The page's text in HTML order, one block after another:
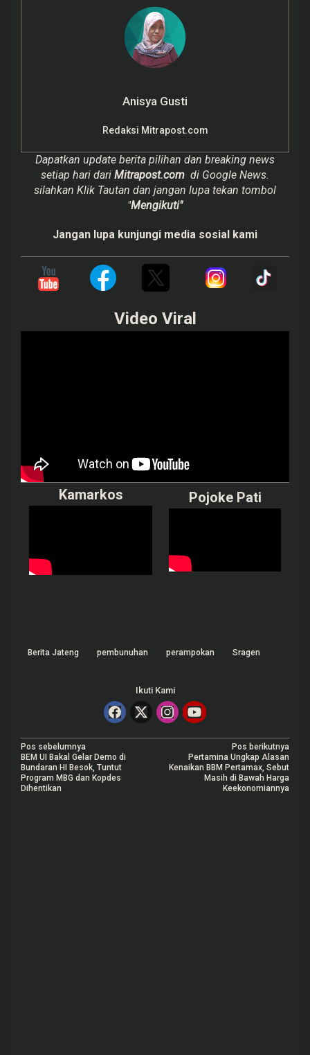
Anisya Gusti
Redaksi Mitrapost.com
Dapatkan update berita pilihan dan breaking news
setiap hari dari Mitrapost.com di Google News.
silahkan Klik Tautan dan jangan lupa tekan tombol
"Mengikuti"
Jangan lupa kunjungi media sosial kami
Video Viral
Kamarkos Pojoke Pati
Berita Jateng pembunuhan perampokan Sragen
Ikuti Kami
N
a
v
Pos sebelumnya
BEM UI Bakal Gelar Demo di
Bundaran HI Besok, Tuntut
Program MBG dan Kopdes
Dihentikan
Pos berikutnya
Pertamina Ungkap Alasan
Kenaikan BBM Pertamax, Sebut
Masih di Bawah Harga
Keekonomiannya